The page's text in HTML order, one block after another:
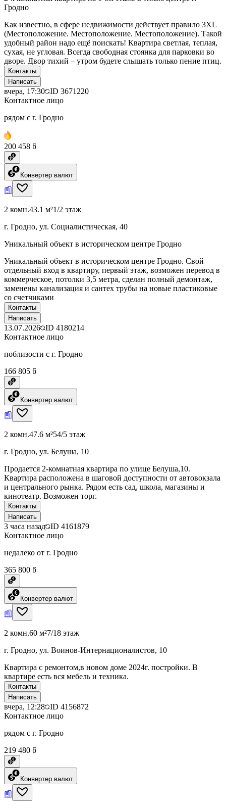
Гродно
Как известно, в сфере недвижимости действует правило 3XL
(Местоположение. Местоположение. Местоположение). Такой
удобный район надо ещё поискать! Квартира светлая, теплая,
сухая, не угловая. Всегда свободная стоянка для парковки во
дворе. Двор тихий – утром будете слышать только пение птиц.
Контакты
Написать
вчера, 17:30 ID 3671220
Контактное лицо
рядом с г. Гродно
200 458 ƃ
Конвертер валют
2 комн.43.1 м²1/2 этаж
г. Гродно, ул. Социалистическая, 40
Уникальный объект в историческом центре Гродно
Уникальный объект в историческом центре Гродно. Свой
отдельный вход в квартиру, первый этаж, возможен перевод в
коммерческое, потолки 3,5 метра, сделан полный демонтаж,
заменены канализация и сантех трубы на новые пластиковые
со счетчиками
Контакты
Написать
13.07.2026 ID 4180214
Контактное лицо
поблизости с г. Гродно
166 805 ƃ
Конвертер валют
2 комн.47.6 м²54/5 этаж
г. Гродно, ул. Белуша, 10
Продается 2-комнатная квартира по улице Белуша,10.
Квартира расположена в шаговой доступности от автовокзала
и центрального рынка. Рядом есть сад, школа, магазины и
кинотеатр. Возможен торг.
Контакты
Написать
3 часа назад ID 4161879
Контактное лицо
недалеко от г. Гродно
365 800 ƃ
Конвертер валют
2 комн.60 м²7/18 этаж
г. Гродно, ул. Воинов-Интернационалистов, 10
Квартира с ремонтом,в новом доме 2024г. постройки. В
квартире есть вся мебель и техника.
Контакты
Написать
вчера, 12:28 ID 4156872
Контактное лицо
рядом с г. Гродно
219 480 ƃ
Конвертер валют